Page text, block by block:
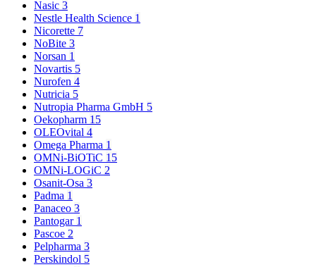
Nasic 3
Nestle Health Science 1
Nicorette 7
NoBite 3
Norsan 1
Novartis 5
Nurofen 4
Nutricia 5
Nutropia Pharma GmbH 5
Oekopharm 15
OLEOvital 4
Omega Pharma 1
OMNi-BiOTiC 15
OMNi-LOGiC 2
Osanit-Osa 3
Padma 1
Panaceo 3
Pantogar 1
Pascoe 2
Pelpharma 3
Perskindol 5